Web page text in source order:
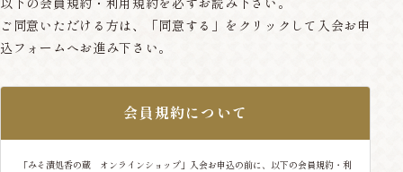
以下の会員規約・利用規約を必ずお読み下さい。
ご同意いただける方は、「同意する」をクリックして入会お申
込フォームへお進み下さい。
会員規約について
「みそ漬処香の蔵 オンラインショップ」入会お申込の前に、以下の会員規約・利